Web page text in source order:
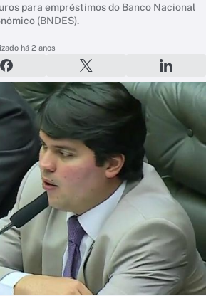
para empréstimos do Banco Nacional
(BNDES).
há 2 anos